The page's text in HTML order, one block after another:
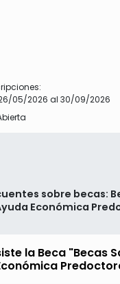
05/2026 al 30/09/2026
sobre becas:
Económica
la Beca "Becas